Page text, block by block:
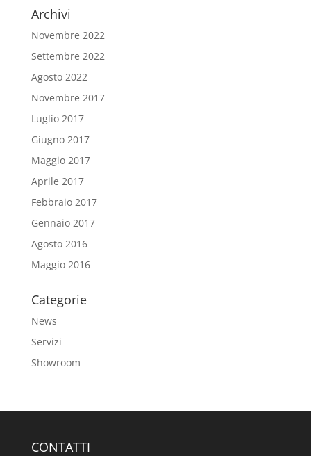
Archivi
Novembre 2022
Settembre 2022
Agosto 2022
Novembre 2017
Luglio 2017
Giugno 2017
Maggio 2017
Aprile 2017
Febbraio 2017
Gennaio 2017
Agosto 2016
Maggio 2016
Categorie
News
Servizi
Showroom
CONTATTI